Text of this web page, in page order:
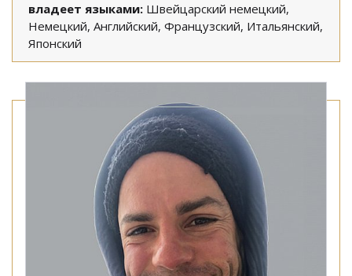
владеет языками: Швейцарский немецкий,
Немецкий, Английский, Французский, Итальянский,
Японский